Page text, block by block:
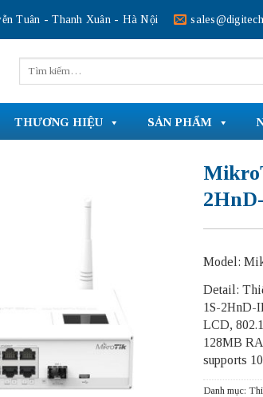
Tuân - Thanh Xuân - Hà Nội
kiếm:
THƯƠNG HIỆU SẢN PHẨM
Model:
Detail:
1S-2HnD-
LCD,
128MB
supports
Danh mục: